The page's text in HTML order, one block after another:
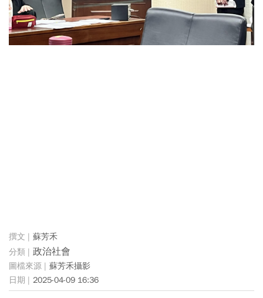
蘇芳禾
政治社會
蘇芳禾攝影
2025-04-09 16:36